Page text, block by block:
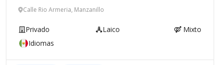
Calle Rio Armeria, Manzanillo
Privado Laico
Mixto
Idiomas